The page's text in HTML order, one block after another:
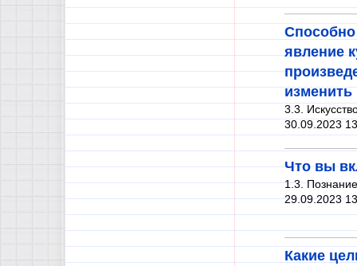
явление
изменить
3.3.
30.09.2023
Что вы
1.3.
29.09.2023
Какие